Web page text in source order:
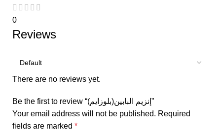
0
Reviews
There are no reviews yet.
Be the first to review “إنزيم البابين(بلوزايم)”
Your email address will not be published. Required
fields are marked *